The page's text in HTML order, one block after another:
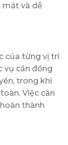
mát và dễ
của từng vị trí
vụ cần đồng
trong khi
Việc cân
thành